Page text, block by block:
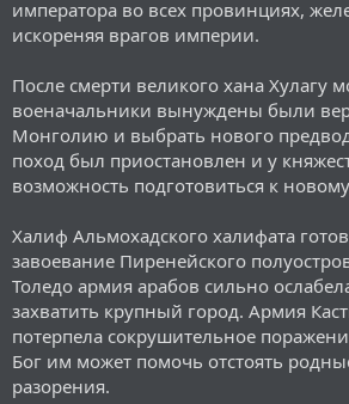
императора во всех провинциях,
искореняя врагов империи.
После смерти великого хана Хулагу
военачальники вынуждены были
Монголию и выбрать нового
поход был приостановлен и у
возможность подготовиться к
Халиф Альмохадского халифата
завоевание Пиренейского
Толедо армия арабов сильно
захватить крупный город. Армия
потерпела сокрушительное
Бог им может помочь отстоять
разорения.